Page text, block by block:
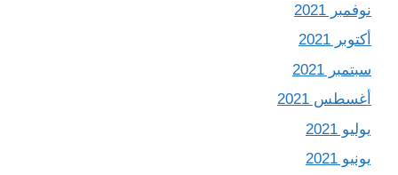
نوفمبر 2021
أكتوبر 2021
سبتمبر 2021
أغسطس 2021
يوليو 2021
يونيو 2021